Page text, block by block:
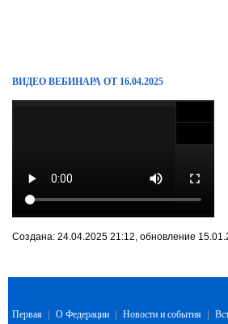
ВИДЕО ВЕБИНАРА ОТ 16.04.2025
Создана: 24.04.2025 21:12, обновление
Первая О Федерации Новости и события